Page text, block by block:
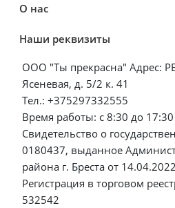
О нас
Наши реквизиты
ООО "Ты прекрасна" Адрес:
Ясеневая, д. 5/2 к. 41
Тел.: +375297332555
Время работы: с 8:30 до 17:30
Свидетельство о
0180437, выданное
района г. Бреста от 14.04.2022
Регистрация в торговом
532542